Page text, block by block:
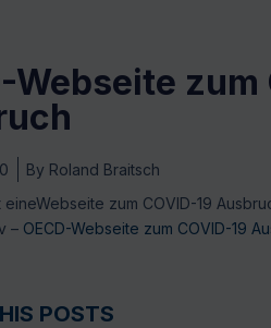
Webseite zum
By Roland Braitsch
eineWebseite zum COVID-19
– OECD-Webseite zum COVID-19
POSTS